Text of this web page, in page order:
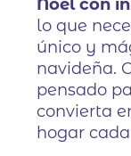
Noel con
lo que
único y
navideña.
pensado
convierta
hogar